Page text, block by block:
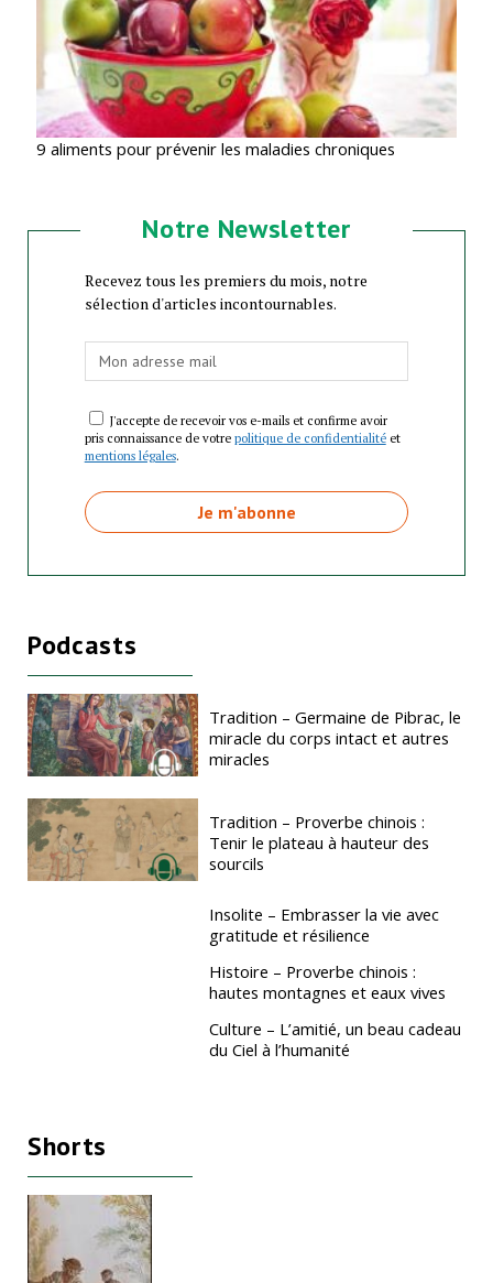
9 aliments pour prévenir les maladies chroniques
Notre Newsletter
Recevez tous les premiers du mois, notre
sélection d'articles incontournables.
J'accepte de recevoir vos e-mails et confirme avoir
pris connaissance de votre politique de confidentialitéet
mentions légales.
Podcasts
Tradition – Germaine de Pibrac, le
miracle du corps intact et autres
miracles
Tradition – Proverbe chinois :
Tenir le plateau à hauteur des
sourcils
Insolite – Embrasser la vie avec
gratitude et résilience
Histoire – Proverbe chinois :
hautes montagnes et eaux vives
Culture – L’amitié, un beau cadeau
du Ciel à l’humanité
Shorts